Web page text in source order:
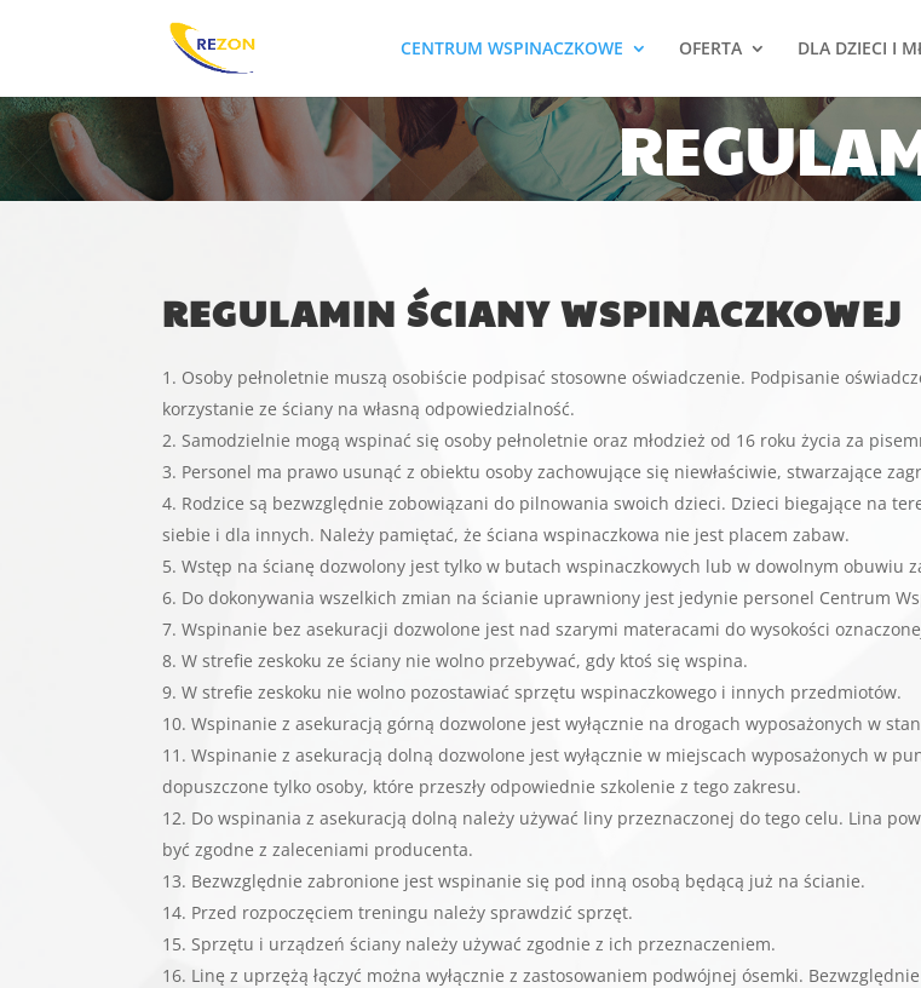
CENTRUM WSPINACZKOWE OFERTA DLA DZIECI I
REGULAMIN ŚCIANY WSPINACZKOWEJ
Osoby pełnoletnie muszą osobiście podpisać stosowne oświadczenie. Podpisanie
korzystanie ze ściany na własną odpowiedzialność.
Samodzielnie mogą wspinać się osoby pełnoletnie oraz młodzież od 16 roku życia za
Personel ma prawo usunąć z obiektu osoby zachowujące się niewłaściwie, stwarzające
Rodzice są bezwzględnie zobowiązani do pilnowania swoich dzieci. Dzieci biegające na
siebie i dla innych. Należy pamiętać, że ściana wspinaczkowa nie jest placem zabaw.
Wstęp na ścianę dozwolony jest tylko w butach wspinaczkowych lub w dowolnym obuwiu
Do dokonywania wszelkich zmian na ścianie uprawniony jest jedynie personel Centrum
Wspinanie bez asekuracji dozwolone jest nad szarymi materacami do wysokości
W strefie zeskoku ze ściany nie wolno przebywać, gdy ktoś się wspina.
W strefie zeskoku nie wolno pozostawiać sprzętu wspinaczkowego i innych przedmiotów.
Wspinanie z asekuracją górną dozwolone jest wyłącznie na drogach wyposażonych w
Wspinanie z asekuracją dolną dozwolone jest wyłącznie w miejscach wyposażonych w
dopuszczone tylko osoby, które przeszły odpowiednie szkolenie z tego zakresu.
Do wspinania z asekuracją dolną należy używać liny przeznaczonej do tego celu. Lina
być zgodne z zaleceniami producenta.
Bezwzględnie zabronione jest wspinanie się pod inną osobą będącą już na ścianie.
Przed rozpoczęciem treningu należy sprawdzić sprzęt.
Sprzętu i urządzeń ściany należy używać zgodnie z ich przeznaczeniem.
Linę z uprzężą łączyć można wyłącznie z zastosowaniem podwójnej ósemki.